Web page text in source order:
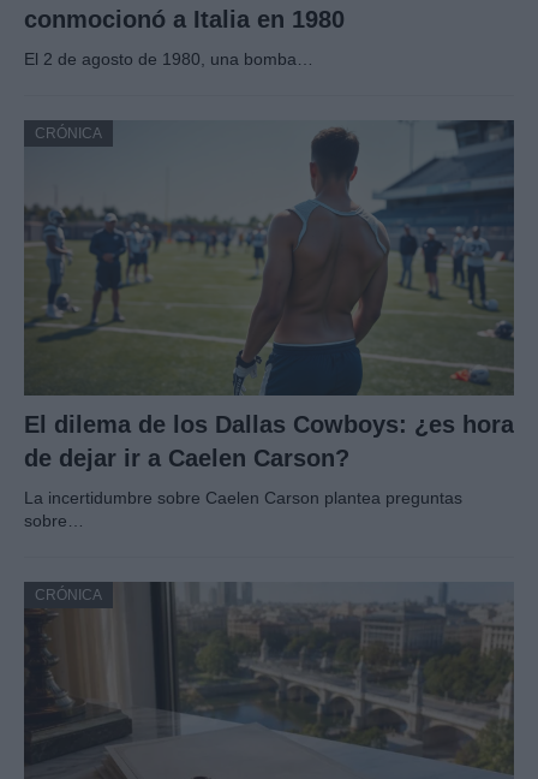
conmocionó a Italia en 1980
El 2 de agosto de 1980, una bomba…
CRÓNICA
El dilema de los Dallas Cowboys: ¿es hora
de dejar ir a Caelen Carson?
La incertidumbre sobre Caelen Carson plantea preguntas
sobre…
CRÓNICA